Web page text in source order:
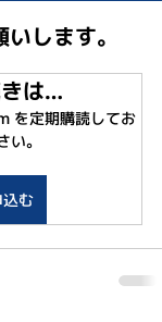
します。
は…
定期購読してお
い。
む